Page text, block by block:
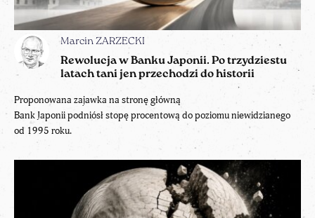
Marcin ZARZECKI
Rewolucja w Banku Japonii. Po trzydziestu
latach tani jen przechodzi do historii
Proponowana zajawka na stronę główną
Bank Japonii podniósł stopę procentową do poziomu niewidzianego
od 1995 roku.